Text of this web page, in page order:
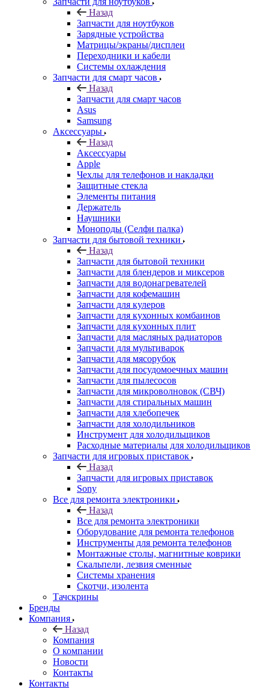
Назад
Запчасти для ноутбуков
Зарядные устройства
Матрицы/экраны/дисплеи
Переходники и кабели
Системы охлаждения
Запчасти для смарт часов
Назад
Запчасти для смарт часов
Asus
Samsung
Аксессуары
Назад
Аксессуары
Apple
Чехлы для телефонов и накладки
Защитные стекла
Элементы питания
Держатель
Наушники
Моноподы (Селфи палка)
Запчасти для бытовой техники
Назад
Запчасти для бытовой техники
Запчасти для блендеров и миксеров
Запчасти для водонагревателей
Запчасти для кофемашин
Запчасти для кулеров
Запчасти для кухонных комбаинов
Запчасти для кухонных плит
Запчасти для масляных радиаторов
Запчасти для мультиварок
Запчасти для мясорубок
Запчасти для посудомоечных машин
Запчасти для пылесосов
Запчасти для микроволновок (СВЧ)
Запчасти для стиральных машин
Запчасти для хлебопечек
Запчасти для холодильников
Инструмент для холодильщиков
Расходные материалы для холодильщиков
Запчасти для игровых приставок
Назад
Запчасти для игровых приставок
Sony
Все для ремонта электроники
Назад
Все для ремонта электроники
Оборудование для ремонта телефонов
Инструменты для ремонта телефонов
Монтажные столы, магнитные коврики
Скальпели, лезвия сменные
Системы хранения
Скотчи, изолента
Тачскрины
Бренды
Компания
Назад
Компания
О компании
Новости
Контакты
Контакты